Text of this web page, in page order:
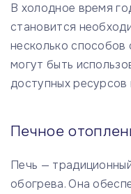
В холодное время
становится
несколько способов
могут быть
доступных ресурсов
Печное
Печь —
обогрева. Она